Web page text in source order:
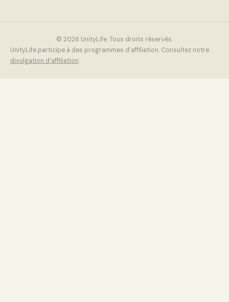
© 2026 UnityLife. Tous droits réservés.
UnityLife participe à des programmes d’affiliation. Consultez notre
divulgation d’affiliation.